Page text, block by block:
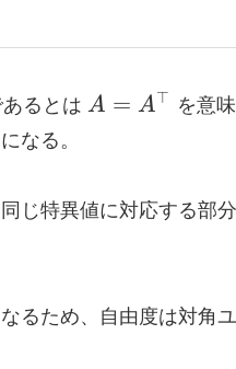
るとは A =
A = A⊤ を意
なる。
じ特異値に対応する部
るため、自由度は対角